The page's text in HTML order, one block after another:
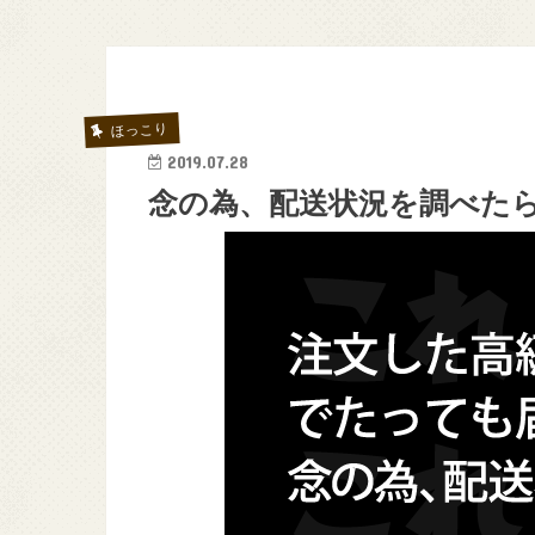
ほっこり
2019.07.28
念の為、配送状況を調べた